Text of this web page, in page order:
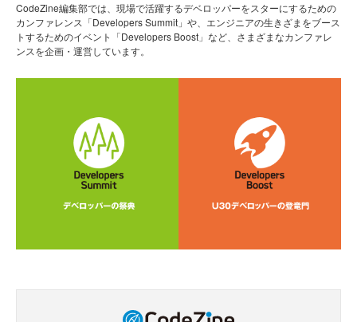
CodeZine編集部では、現場で活躍するデベロッパーをスターにするための
カンファレンス「Developers Summit」や、エンジニアの生きざまをブース
トするためのイベント「Developers Boost」など、さまざまなカンファレ
ンスを企画・運営しています。